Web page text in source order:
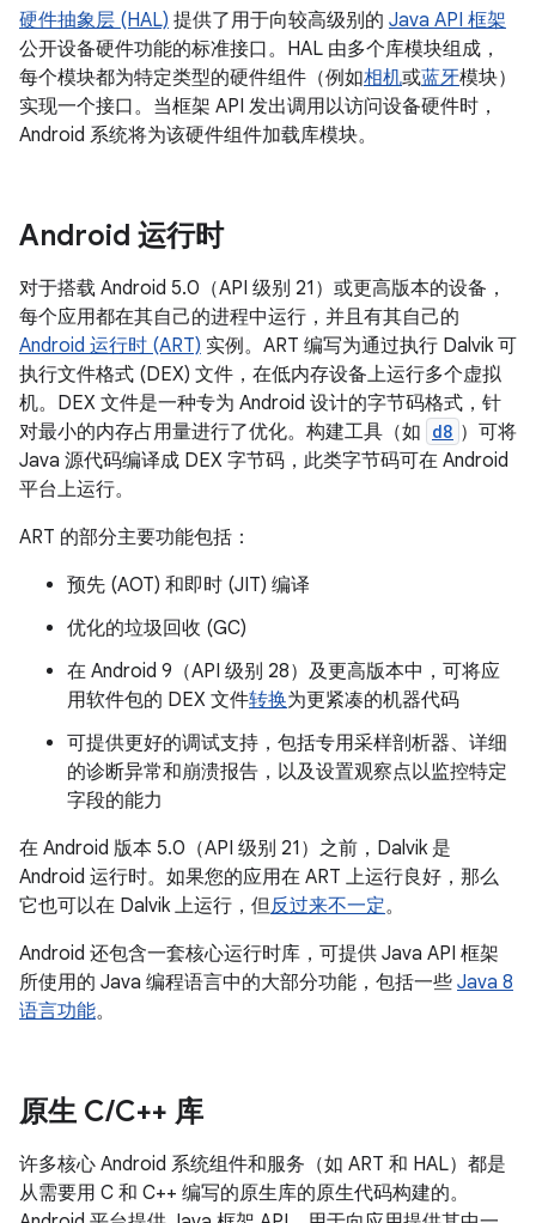
硬件抽象层 (HAL) 提供了用于向较高级别的 Java API 框架
公开设备硬件功能的标准接口。HAL 由多个库模块组成，
每个模块都为特定类型的硬件组件（例如相机或蓝牙模块）
实现一个接口。当框架 API 发出调用以访问设备硬件时，
Android 系统将为该硬件组件加载库模块。
Android 运行时
对于搭载 Android 5.0（API 级别 21）或更高版本的设备，
每个应用都在其自己的进程中运行，并且有其自己的
Android 运行时 (ART) 实例。ART 编写为通过执行 Dalvik 可
执行文件格式 (DEX) 文件，在低内存设备上运行多个虚拟
机。DEX 文件是一种专为 Android 设计的字节码格式，针
对最小的内存占用量进行了优化。构建工具（如 d8 ）可将
Java 源代码编译成 DEX 字节码，此类字节码可在 Android
平台上运行。
ART 的部分主要功能包括：
预先 (AOT) 和即时 (JIT) 编译
优化的垃圾回收 (GC)
在 Android 9（API 级别 28）及更高版本中，可将应
用软件包的 DEX 文件转换为更紧凑的机器代码
可提供更好的调试支持，包括专用采样剖析器、详细
的诊断异常和崩溃报告，以及设置观察点以监控特定
字段的能力
在 Android 版本 5.0（API 级别 21）之前，Dalvik 是
Android 运行时。如果您的应用在 ART 上运行良好，那么
它也可以在 Dalvik 上运行，但反过来不一定。
Android 还包含一套核心运行时库，可提供 Java API 框架
所使用的 Java 编程语言中的大部分功能，包括一些 Java 8
语言功能。
原生 C/C++ 库
许多核心 Android 系统组件和服务（如 ART 和 HAL）都是
从需要用 C 和 C++ 编写的原生库的原生代码构建的。